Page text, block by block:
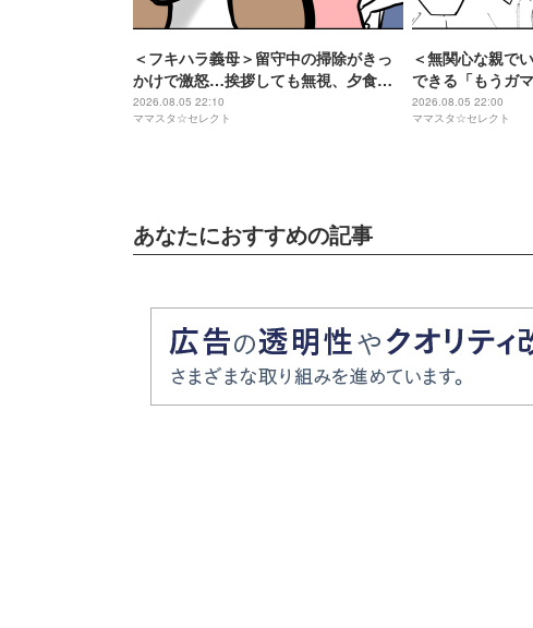
＜フキハラ義母＞留守中の掃除がきっ
かけで激怒…挨拶しても無視、夕食も
拒否されています
2026.08.05 22:10
ママスタ☆セレクト
＜無関心な親で
できる「もうガ
として再構築【
2026.08.05 22:00
ママスタ☆セレクト
あなたにおすすめの記事